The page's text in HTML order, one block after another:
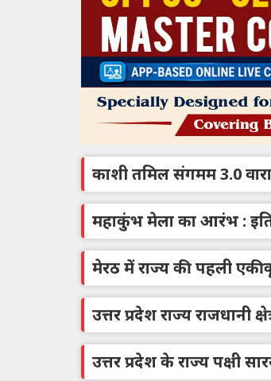
काशी तमिल संगमम 3.0
महाकुंभ मेला का आरंभ :
मेरठ में राज्य की पहली
उत्तर प्रदेश राज्य राजधानी
उत्तर प्रदेश के राज्य पक्षी